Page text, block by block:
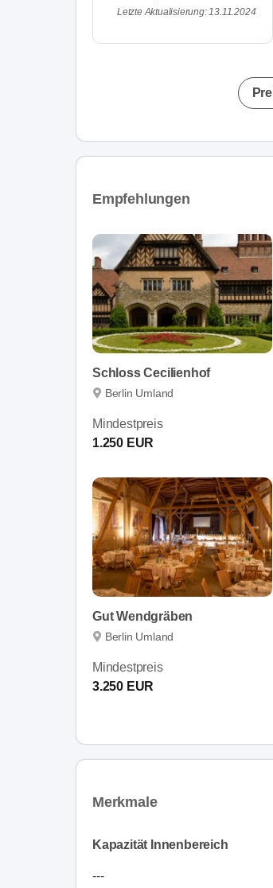
Letzte Aktualisierung: 13.11.2024
Empfehlungen
Schloss Cecilienhof
Berlin Umland
Mindestpreis
1.250 EUR
Gut Wendgräben
Berlin Umland
Mindestpreis
3.250 EUR
Merkmale
Kapazität Innenbereich
---